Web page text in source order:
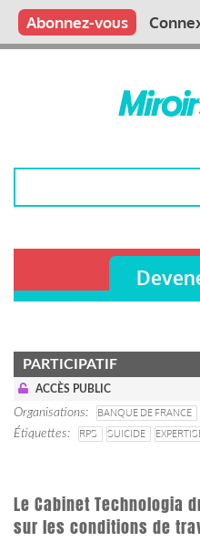
Aller
contenu
Main
Qui sommes nous ?
Vous publiez
Nous publions
Contactez-nous
Abonnez-vous
PARTICIPATIF
ACCÈS PUBLIC
Organisations
BANQUE DE FRANCE
Étiquettes
RPS SUICIDE
Le Cabinet Technologia
sur les conditions de